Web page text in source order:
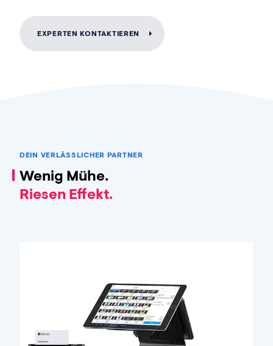
EXPERTEN KONTAKTIEREN
DEIN VERLÄSSLICHER PARTNER
Wenig Mühe.
Riesen Effekt.